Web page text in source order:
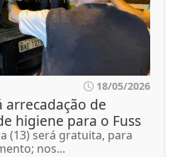
18/05/2026
arrecadação de
higiene para o Fuss
(13) será gratuita, para
nos...